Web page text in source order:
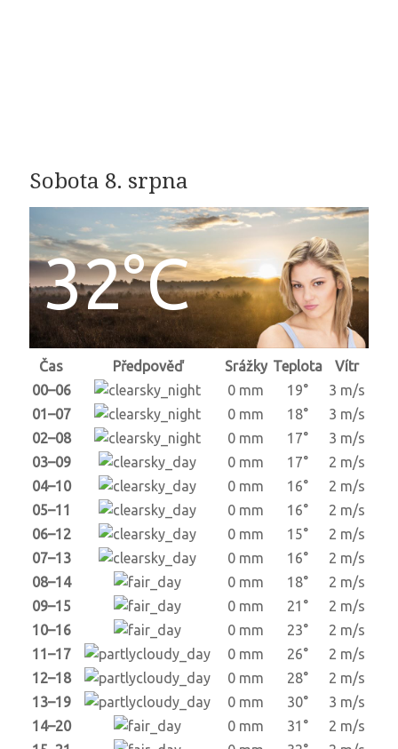
Sobota 8. srpna
32°C
Čas Předpověď Srážky Teplota
Vítr
00–06
0 mm 19°
3 m/s
01–07
0 mm 18°
3 m/s
02–08
0 mm 17°
3 m/s
03–09
0 mm 17°
2 m/s
04–10
0 mm 16°
2 m/s
05–11
0 mm 16°
2 m/s
06–12
0 mm 15°
2 m/s
07–13
0 mm 16°
2 m/s
08–14
0 mm 18°
2 m/s
09–15
0 mm 21°
2 m/s
10–16
0 mm 23°
2 m/s
11–17
0 mm 26°
2 m/s
12–18
0 mm 28°
2 m/s
13–19
0 mm 30°
3 m/s
14–20
0 mm 31°
2 m/s